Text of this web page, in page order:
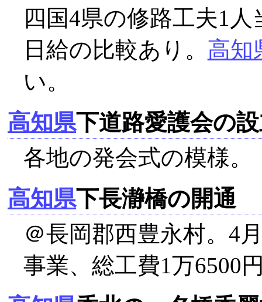
四国4県の修路工夫1
日給の比較あり。 高知
い。
高知県下道路愛護会の
各地の発会式の模様。
高知県下長瀞橋の開通
＠長岡郡西豊永村。4
事業、総工費1万6500